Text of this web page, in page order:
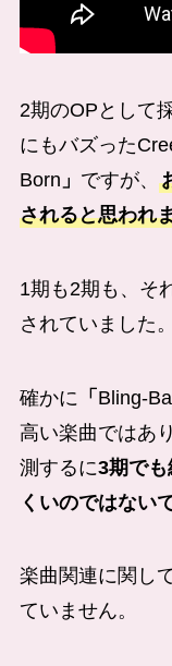
2期のOPとして
にもバズった
Born 」 ですが、
されると思われ
1期も2期も、そ
されていました。
確かに 「 Bling-
高い楽曲ではあ
測するに3期で
くいのではない
楽曲関連に関し
ていません。